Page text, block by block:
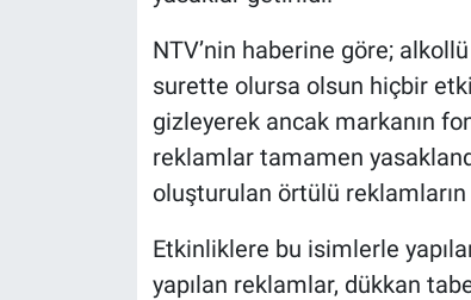
NTV’nin haberine göre;
surette olursa olsun hiçbir
gizleyerek ancak markanın
reklamlar tamamen
oluşturulan örtülü
Etkinliklere bu isimlerle
yapılan reklamlar, dükkan